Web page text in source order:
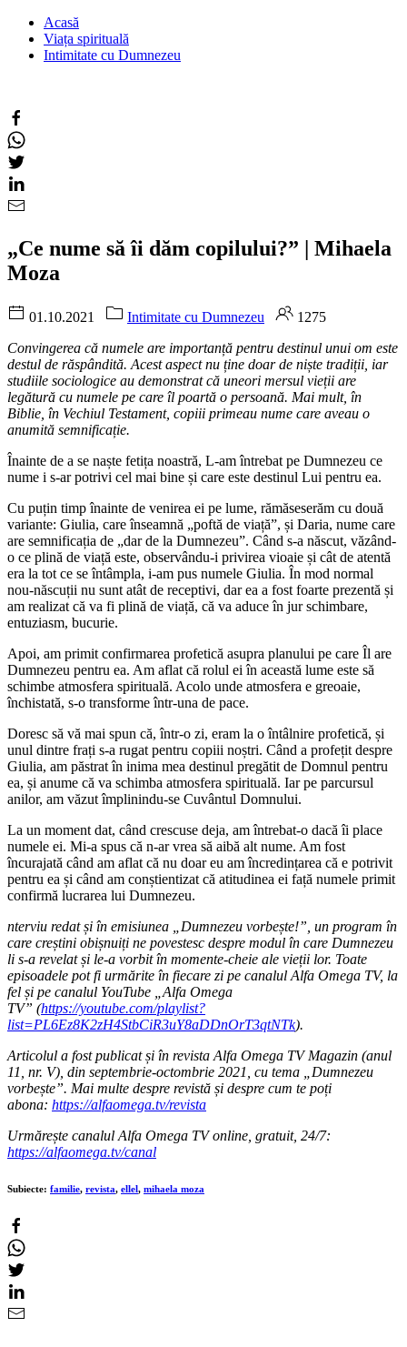
Acasă
Viața spirituală
Intimitate cu Dumnezeu
„Ce nume să îi dăm copilului?” | Mihaela
Moza
01.10.2021 Intimitate cu Dumnezeu
1275
Convingerea că numele are importanță pentru destinul unui om este
destul de răspândită. Acest aspect nu ține doar de niște tradiții, iar
studiile sociologice au demonstrat că uneori mersul vieții are
legătură cu numele pe care îl poartă o persoană. Mai mult, în
Biblie, în Vechiul Testament, copiii primeau nume care aveau o
anumită semnificație.
Înainte de a se naște fetița noastră, L-am întrebat pe Dumnezeu ce
nume i s-ar potrivi cel mai bine și care este destinul Lui pentru ea.
Cu puțin timp înainte de venirea ei pe lume, rămăseserăm cu două
variante: Giulia, care înseamnă „poftă de viață”, și Daria, nume care
are semnificația de „dar de la Dumnezeu”. Când s-a născut, văzând-
o ce plină de viață este, observându-i privirea vioaie și cât de atentă
era la tot ce se întâmpla, i-am pus numele Giulia. În mod normal
nou-născuții nu sunt atât de receptivi, dar ea a fost foarte prezentă și
am realizat că va fi plină de viață, că va aduce în jur schimbare,
entuziasm, bucurie.
Apoi, am primit confirmarea profetică asupra planului pe care Îl are
Dumnezeu pentru ea. Am aflat că rolul ei în această lume este să
schimbe atmosfera spirituală. Acolo unde atmosfera e greoaie,
închistată, s-o transforme într-una de pace.
Doresc să vă mai spun că, într-o zi, eram la o întâlnire profetică, și
unul dintre frați s-a rugat pentru copiii noștri. Când a profețit despre
Giulia, am păstrat în inima mea destinul pregătit de Domnul pentru
ea, și anume că va schimba atmosfera spirituală. Iar pe parcursul
anilor, am văzut împlinindu-se Cuvântul Domnului.
La un moment dat, când crescuse deja, am întrebat-o dacă îi place
numele ei. Mi-a spus că n-ar vrea să aibă alt nume. Am fost
încurajată când am aflat că nu doar eu am încredințarea că e potrivit
pentru ea și când am conștientizat că atitudinea ei față numele primit
confirmă lucrarea lui Dumnezeu.
nterviu redat și în emisiunea „Dumnezeu vorbește!”, un program în
care creștini obișnuiți ne povestesc despre modul în care Dumnezeu
li s-a revelat și le-a vorbit în momente-cheie ale vieții lor. Toate
episoadele pot fi urmărite în fiecare zi pe canalul Alfa Omega TV, la
fel și pe canalul YouTube „Alfa Omega
TV” (https://youtube.com/playlist?
list=PL6Ez8K2zH4StbCiR3uY8aDDnOrT3qtNTk).
Articolul a fost publicat și în revista Alfa Omega TV Magazin (anul
11, nr. V), din septembrie-octombrie 2021, cu tema „Dumnezeu
vorbește”. Mai multe despre revistă și despre cum te poți
abona: https://alfaomega.tv/revista
Urmărește canalul Alfa Omega TV online, gratuit, 24/7:
https://alfaomega.tv/canal
Subiecte: familie, revista, ellel, mihaela moza